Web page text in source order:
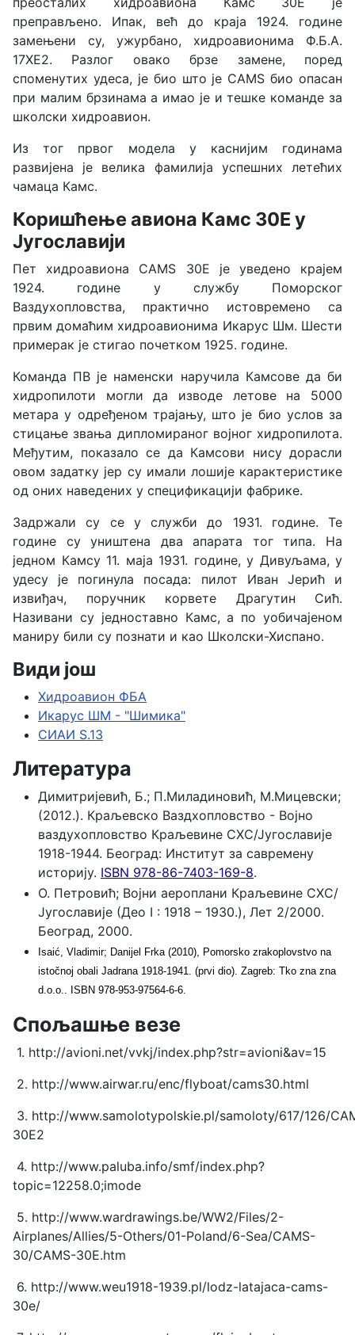
преправљено. Ипак, већ до краја 1924. године
замењени су, ужурбано, хидроавионима Ф.Б.А.
17ХЕ2. Разлог овако брзе замене, поред
споменутих удеса, је био што је CAMS био опасан
при малим брзинама а имао је и тешке команде за
школски хидроавион.
Из тог првог модела у каснијим годинама
развијена је велика фамилија успешних летећих
чамаца Камс.
Коришћење авиона Камс 30Е у
Југославији
Пет хидроавиона CAMS 30Е је уведено крајем
1924. године у службу Поморског
Ваздухопловства, практично истовремено са
првим домаћим хидроавионима Икарус Шм. Шести
примерак је стигао почетком 1925. године.
Команда ПВ је наменски наручила Камсове да би
хидропилоти могли да изводе летове на 5000
метара у одређеном трајању, што је био услов за
стицање звања дипломираног војног хидропилота.
Међутим, показало се да Камсови нису дорасли
овом задатку јер су имали лошије карактеристике
од оних наведених у спецификацији фабрике.
Задржали су се у служби до 1931. године. Те
године су уништена два апарата тог типа. На
једном Камсу 11. маја 1931. године, у Дивуљама, у
удесу је погинула посада: пилот Иван Јерић и
извиђач, поручник корвете Драгутин Сић.
Називани су једноставно Камс, а по уобичајеном
маниру били су познати и као Школски-Хиспано.
Види још
Хидроавион ФБА
Икарус ШМ - "Шимика"
СИАИ S.13
Литература
Димитријевић, Б.; П.Миладиновић, М.Мицевски;
(2012.). Краљевско Ваздхопловство - Војно
ваздухопловство Краљевине СХС/Југославије
1918-1944. Београд: Институт за савремену
историју. ISBN 978-86-7403-169-8.
О. Петровић; Војни аероплани Краљевине СХС/
Југославије (Део I : 1918 – 1930.), Лет 2/2000.
Београд, 2000.
Isaić, Vladimir; Danijel Frka (2010), Pomorsko zrakoplovstvo na
istočnoj obali Jadrana 1918-1941. (prvi dio). Zagreb: Tko zna zna
d.o.o.. ISBN 978-953-97564-6-6.
Спољашње везе
1. http://avioni.net/vvkj/index.php?str=avioni&av=15
2. http://www.airwar.ru/enc/flyboat/cams30.html
3. http://www.samolotypolskie.pl/samoloty/617/126/
30E2
4. http://www.paluba.info/smf/index.php?
topic=12258.0;imode
5. http://www.wardrawings.be/WW2/Files/2-
Airplanes/Allies/5-Others/01-Poland/6-Sea/CAMS-
30/CAMS-30E.htm
6. http://www.weu1918-1939.pl/lodz-latajaca-cams-
30e/